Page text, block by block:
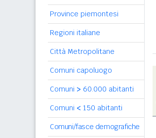
Province piemontesi
Regioni italiane
Città Metropolitane
Comuni capoluogo
Comuni > 60.000 abitanti
Comuni < 150 abitanti
Comuni/fasce demografiche